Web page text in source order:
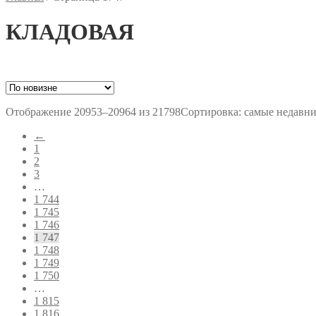
КЛАДОВАЯ
Отображение 20953–20964 из 21798Сортировка: самые
←
1
2
3
…
1 744
1 745
1 746
1 747
1 748
1 749
1 750
…
1 815